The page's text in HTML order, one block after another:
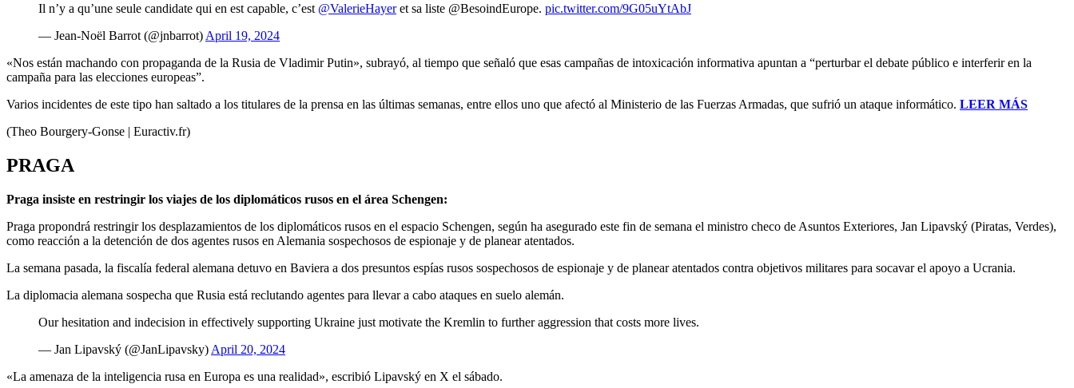
Il n’y a qu’une seule candidate qui en est capable, c’est @ValerieHayeret sa liste @BesoindEurope. pic.twitter.com/9G05uYtAbJ
— Jean-Noël Barrot (@jnbarrot) April 19, 2024
«Nos están machando con propaganda de la Rusia de Vladimir Putin», subrayó, al tiempo que señaló que esas campañas de intoxicación informativa apuntan a “perturbar el debate público e interferir en la
campaña para las elecciones europeas”.
Varios incidentes de este tipo han saltado a los titulares de la prensa en las últimas semanas, entre ellos uno que afectó al Ministerio de las Fuerzas Armadas, que sufrió un ataque informático. LEER MÁS
(Theo Bourgery-Gonse | Euractiv.fr)
PRAGA
Praga insiste en restringir los viajes de los diplomáticos rusos en el área Schengen:
Praga propondrá restringir los desplazamientos de los diplomáticos rusos en el espacio Schengen, según ha asegurado este fin de semana el ministro checo de Asuntos Exteriores, Jan Lipavský (Piratas, Verdes),
como reacción a la detención de dos agentes rusos en Alemania sospechosos de espionaje y de planear atentados.
La semana pasada, la fiscalía federal alemana detuvo en Baviera a dos presuntos espías rusos sospechosos de espionaje y de planear atentados contra objetivos militares para socavar el apoyo a Ucrania.
La diplomacia alemana sospecha que Rusia está reclutando agentes para llevar a cabo ataques en suelo alemán.
Our hesitation and indecision in effectively supporting Ukraine just motivate the Kremlin to further aggression that costs more lives.
— Jan Lipavský (@JanLipavsky) April 20, 2024
«La amenaza de la inteligencia rusa en Europa es una realidad», escribió Lipavský en X el sábado.